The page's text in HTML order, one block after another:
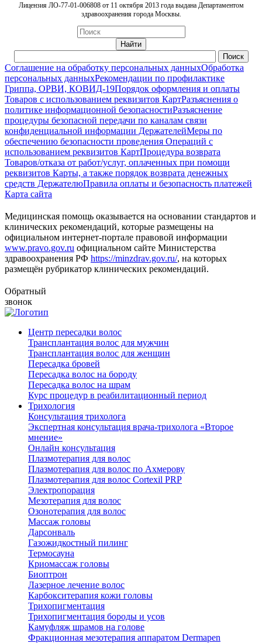
Лицензия ЛО-77-01-006808 от 11 октября 2013 года выдана Департаментом
здравоохранения города Москвы.
Соглашение на обработку персональных данныхОбработка
персональных данныхРекомендации по профилактике
Гриппа, ОРВИ, КОВИД-19Порядок оформления и оплаты
Товаров с использованием реквизитов КартРазъяснения о
политике информационной безопасностиРазъяснение
процедуры безопасной передачи по каналам связи
конфиденциальной информации ДержателейМеры по
обеспечению безопасности проведения Операций с
использованием реквизитов КартПроцедура возврата
Товаров/отказа от работ/услуг, оплаченных при помощи
реквизитов Карты, а также порядок возврата денежных
средств ДержателюПравила оплаты и безопасность платежей
Карта сайта
Медицинская помощь оказывается на основании стандартов и
клинических рекомендаций, которые размещены на
официальном интернет-портале правовой информации
www.pravo.gov.ru официальном сайте Министерства
здравоохранения РФ https://minzdrav.gov.ru/, на которых
размещён рубрикатор клинических рекомендаций.
Обратный
звонок
Центр пересадки волос
Трансплантация волос для мужчин
Трансплантация волос для женщин
Пересадка бровей
Пересадка волос на бороду
Пересадка волос на шрам
Курс процедур в реабилитационный период
Трихология
Консультация трихолога
Экспертная консультация врача-трихолога «Второе
мнение»
Онлайн консультация
Плазмотерапия для волос
Плазмотерапия для волос по Ахмерову
Плазмотерапия для волос Cortexil PRP
Электропорация
Мезотерапия для волос
Озонотерапия для волос
Массаж головы
Дарсонваль
Газожидкостный пилинг
Термосауна
Криомассаж головы
Биоптрон
Лазерное лечение волос
Карбокситерапия кожи головы
Трихопигментация
Трихопигментация бороды и усов
Камуфляж шрамов на голове
Фракционная мезотерапия аппаратом Dermapen